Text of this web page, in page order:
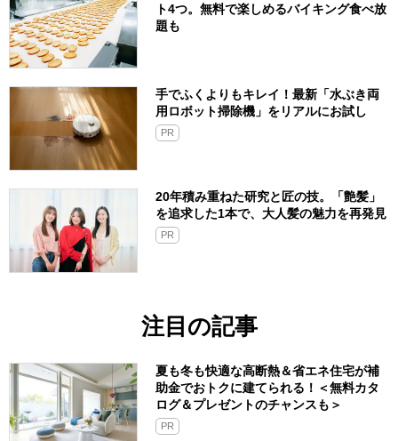
ト4つ。無料で楽しめるバイキング食べ放
題も
手でふくよりもキレイ！最新「水ぶき両
用ロボット掃除機」をリアルにお試し
PR
20年積み重ねた研究と匠の技。「艶髪」
を追求した1本で、大人髪の魅力を再発見
PR
注目の記事
夏も冬も快適な高断熱＆省エネ住宅が補
助金でおトクに建てられる！＜無料カタ
ログ＆プレゼントのチャンスも＞
PR